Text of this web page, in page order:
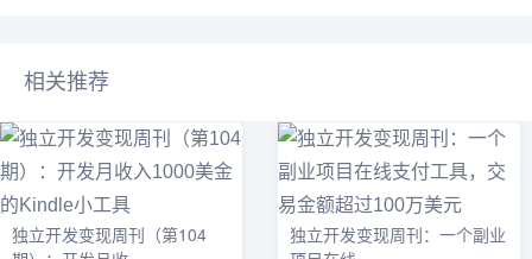
相关推荐
独立开发变现周刊（第104
独立开发变现周刊：一个副业